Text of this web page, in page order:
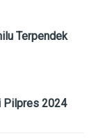
Terpendek
Pilpres 2024